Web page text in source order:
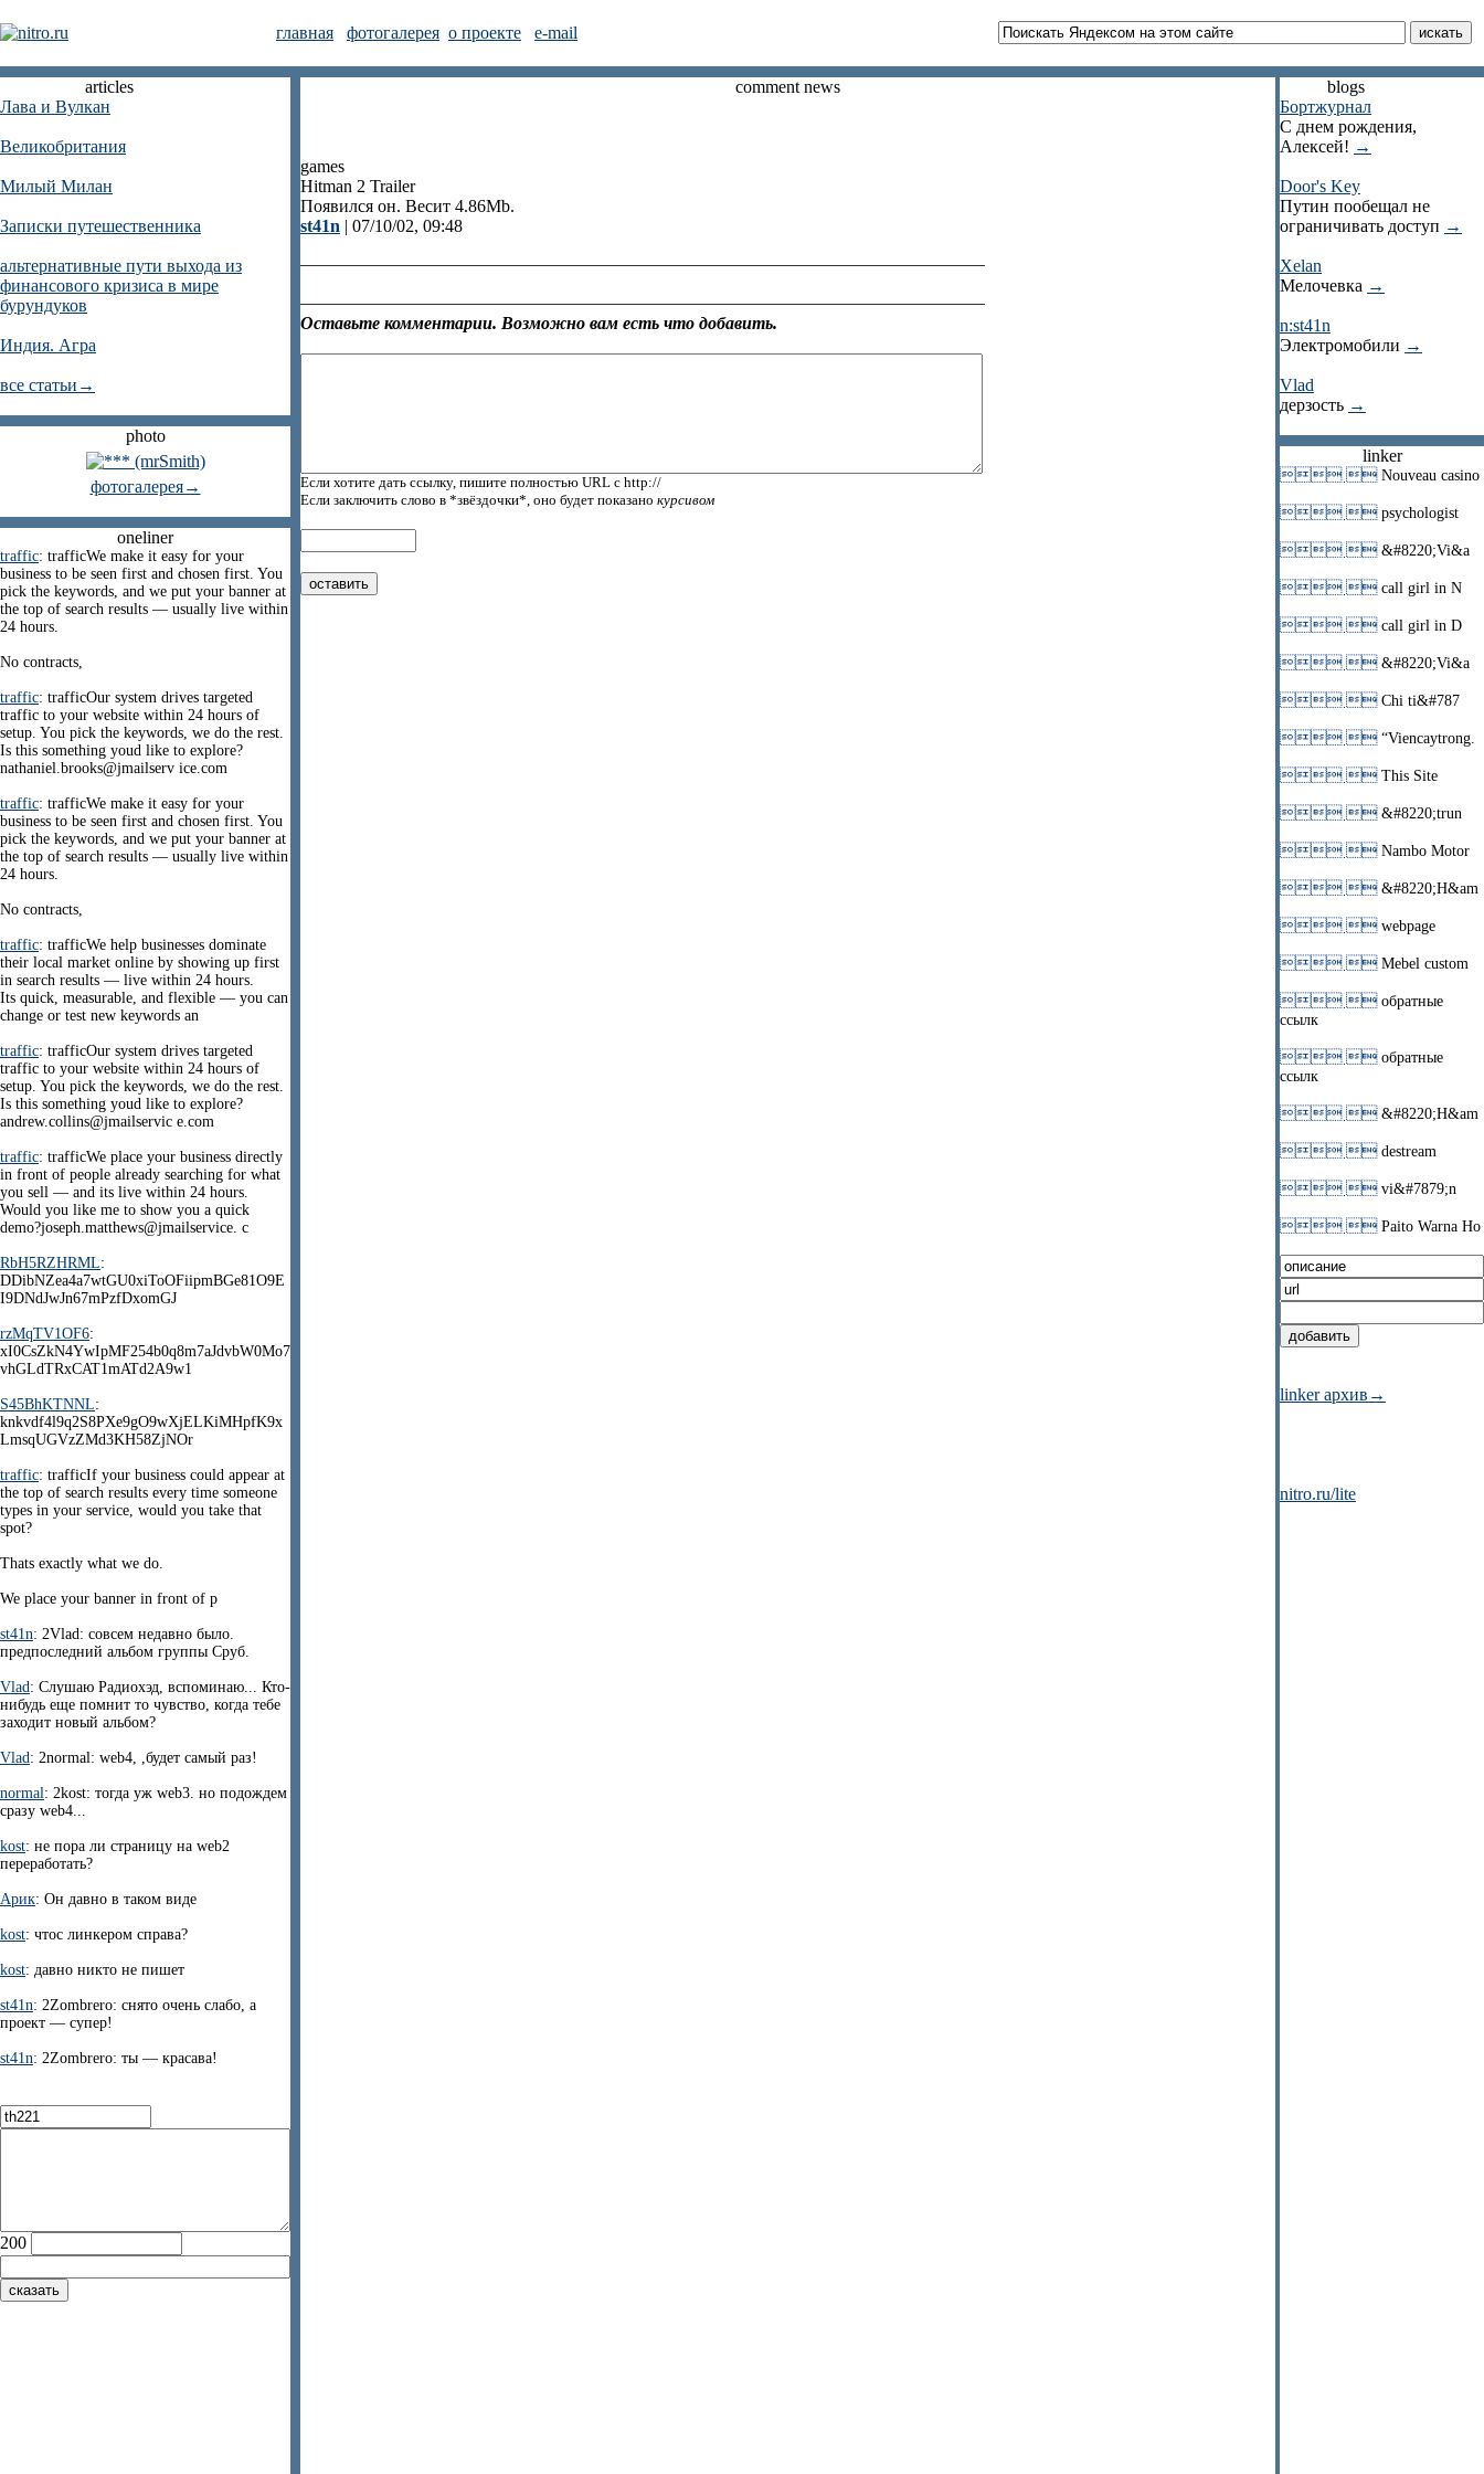
главная фотогалерея о проекте e-mail
articles
Лава и Вулкан
Великобритания
Милый Милан
Записки путешественника
альтернативные пути выхода из
финансового кризиса в мире
бурундуков
Индия. Агра
все статьи→
photo
фотогалерея→
oneliner
traffic: trafficWe make it easy for your
business to be seen first and chosen first. You
pick the keywords, and we put your banner at
the top of search results — usually live within
24 hours.
No contracts,
traffic: trafficOur system drives targeted
traffic to your website within 24 hours of
setup. You pick the keywords, we do the rest.
Is this something youd like to explore?
nathaniel.brooks@jmailserv ice.com
traffic: trafficWe make it easy for your
business to be seen first and chosen first. You
pick the keywords, and we put your banner at
the top of search results — usually live within
24 hours.
No contracts,
traffic: trafficWe help businesses dominate
their local market online by showing up first
in search results — live within 24 hours.
Its quick, measurable, and flexible — you can
change or test new keywords an
traffic: trafficOur system drives targeted
traffic to your website within 24 hours of
setup. You pick the keywords, we do the rest.
Is this something youd like to explore?
andrew.collins@jmailservic e.com
traffic: trafficWe place your business directly
in front of people already searching for what
you sell — and its live within 24 hours.
Would you like me to show you a quick
demo?joseph.matthews@jmailservice. c
RbH5RZHRML:
DDibNZea4a7wtGU0xiToOFiipmBGe81O9E
I9DNdJwJn67mPzfDxomGJ
rzMqTV1OF6:
xI0CsZkN4YwIpMF254b0q8m7aJdvbW0Mo7
vhGLdTRxCAT1mATd2A9w1
S45BhKTNNL:
knkvdf4l9q2S8PXe9gO9wXjELKiMHpfK9x
LmsqUGVzZMd3KH58ZjNOr
traffic: trafficIf your business could appear at
the top of search results every time someone
types in your service, would you take that
spot?
Thats exactly what we do.
We place your banner in front of p
st41n: 2Vlad: совсем недавно было.
предпоследний альбом группы Сруб.
Vlad: Слушаю Радиохэд, вспоминаю... Кто-
нибудь еще помнит то чувство, когда тебе
заходит новый альбом?
Vlad: 2normal: web4, ,будет самый раз!
normal: 2kost: тогда уж web3. но подождем
сразу web4...
kost: не пора ли страницу на web2
переработать?
Арик: Он давно в таком виде
kost: чтос линкером справа?
kost: давно никто не пишет
st41n: 2Zombrero: снято очень слабо, а
проект — супер!
st41n: 2Zombrero: ты — красава!
200
comment news
games
Hitman 2 Trailer
Появился он. Весит 4.86Mb.
st41n | 07/10/02, 09:48
Оставьте комментарии. Возможно вам есть что добавить.
Если хотите дать ссылку, пишите полностью URL с http://
Если заключить слово в *звёздочки*, оно будет показано курсивом
blogs
Бортжурнал
С днем рождения,
Алексей! →
Door's Key
Путин пообещал не
ограничивать доступ →
Xelan
Мелочевка →
n:st41n
Электромобили →
Vlad
дерзость →
linker
 Nouveau casino
 psychologist
 &#8220;Vi&a
 call girl in N
 call girl in D
 &#8220;Vi&a
 Chi ti&#787
 “Viencaytrong.
 This Site
 &#8220;trun
 Nambo Motor
 &#8220;H&am
 webpage
 Mebel custom
 обратные
ссылк
 обратные
ссылк
 &#8220;H&am
 destream
 vi&#7879;n
 Paito Warna Ho
linker архив→
nitro.ru/lite